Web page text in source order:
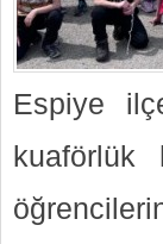
Espiye